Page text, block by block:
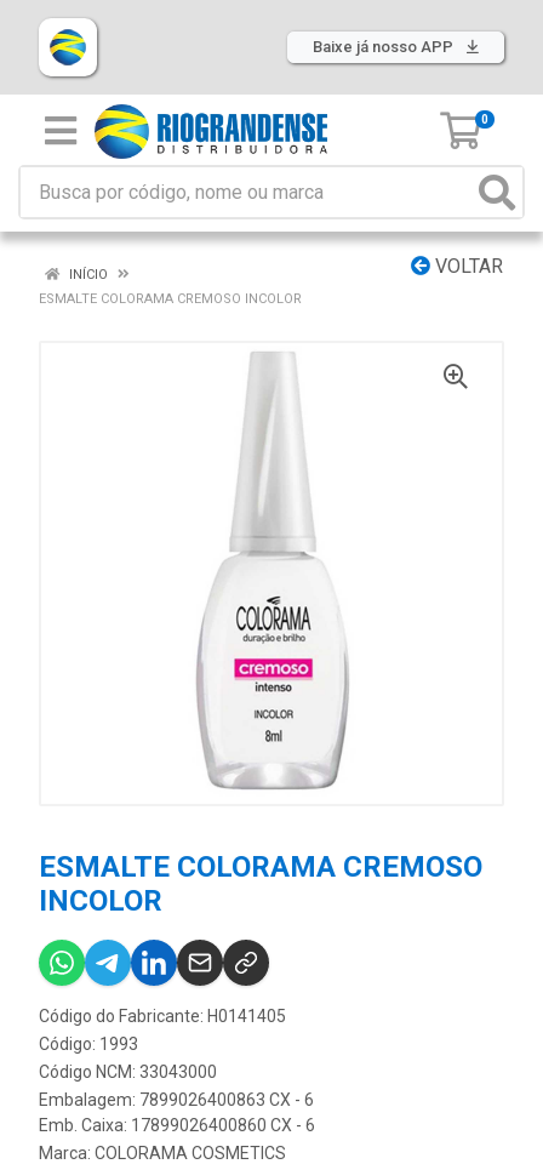
Baixe já nosso APP
0
VOLTAR
INÍCIO
ESMALTE COLORAMA CREMOSO INCOLOR
ESMALTE COLORAMA CREMOSO
INCOLOR
Código do Fabricante: H0141405
Código: 1993
Código NCM: 33043000
Embalagem: 7899026400863 CX - 6
Emb. Caixa: 17899026400860 CX - 6
Marca: COLORAMA COSMETICS